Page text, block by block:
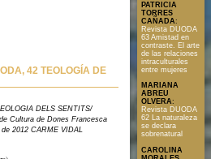
42 TEOLOGÍA DE
DELS SENTITS/
Cultura de Dones Francesca
2012 CARME VIDAL
PATRICIA
TORRES
CAÑADA:
Revista DUODA
63 Amistad en
contraste. El arte
de las relaciones
intraculturales
entre mujeres
MARIANA
ABREU
OLVERA:
Revista DUODA
62 La naturaleza
se declara
sobrenatural
CAROLINA